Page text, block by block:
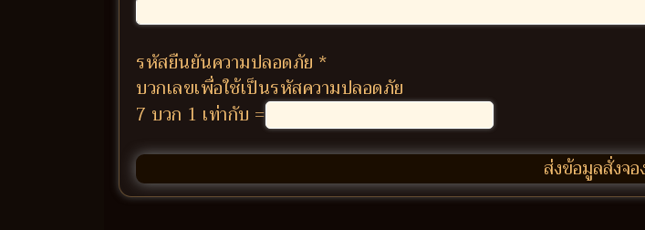
รหัสยืนยันความปลอดภัย *
บวกเลขเพื่อใช้เป็นรหัสความปลอดภัย
7 บวก 1 เท่ากับ =